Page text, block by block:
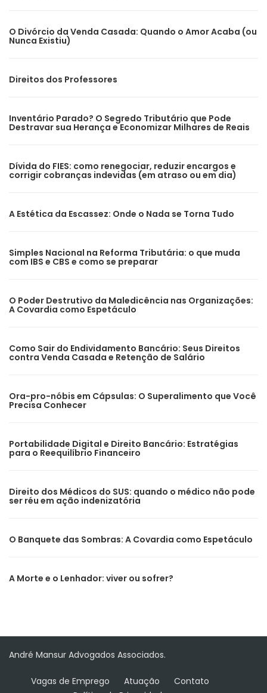
O Divórcio da Venda Casada: Quando o Amor Acaba (ou
Nunca Existiu)
Direitos dos Professores
Inventário Parado? O Segredo Tributário que Pode
Destravar sua Herança e Economizar Milhares de Reais
Dívida do FIES: como renegociar, reduzir encargos e
corrigir cobranças indevidas (em atraso ou em dia)
A Estética da Escassez: Onde o Nada se Torna Tudo
Simples Nacional na Reforma Tributária: o que muda
com IBS e CBS e como se preparar
O Poder Destrutivo da Maledicência nas Organizações:
A Covardia como Espetáculo
Como Sair do Endividamento Bancário: Seus Direitos
contra Venda Casada e Retenção de Salário
Ora-pro-nóbis em Cápsulas: O Superalimento que Você
Precisa Conhecer
Portabilidade Digital e Direito Bancário: Estratégias
para o Reequilíbrio Financeiro
Direito dos Médicos do SUS: quando o médico não pode
ser réu em ação indenizatória
O Banquete das Sombras: A Covardia como Espetáculo
A Morte e o Lenhador: viver ou sofrer?
André Mansur Advogados Associados.
Vagas de Emprego Atuação
Contato